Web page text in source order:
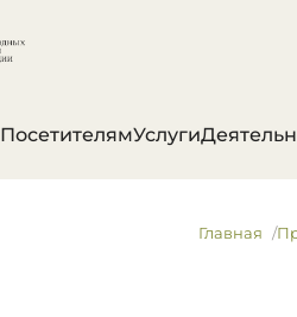
ПосетителямУслуги
Главная